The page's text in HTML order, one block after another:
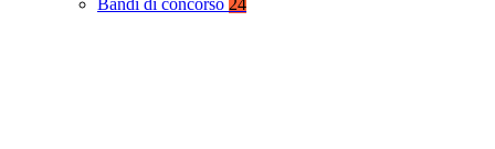
Bandi di concorso 24